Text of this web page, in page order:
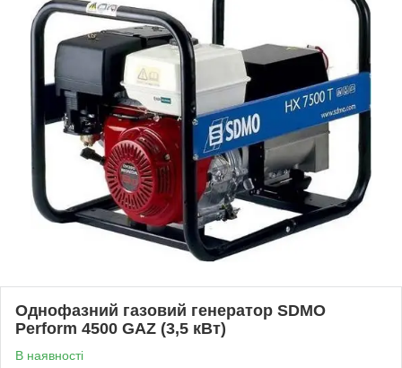
Однофазний газовий генератор SDMO
Perform 4500 GAZ (3,5 кВт)
В наявності